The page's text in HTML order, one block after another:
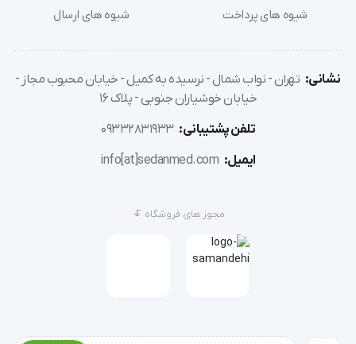
شیوه های پرداخت
شیوه های ارسال
نشانی: تهران - نواب شمال - نرسیده به کمیل - خیابان محبوب مجاز -
خیابان خوشیاران جنوبی - پلاک 16
تلفن پشتیبانی: 09332831933
ایمیل: info[at]sedanmed.com
مجوز های فروشگاه